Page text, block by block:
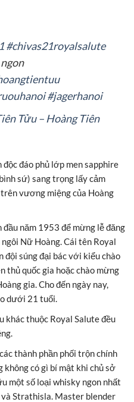
#chivas21royalsalute
#jagerhanoi
Tửu – Hoàng Tiên
đáo phủ lớp men sapphire
sứ) sang trọng lấy cảm
vương miệng của Hoàng
năm 1953 để mừng lễ đăng
Nữ Hoàng. Cái tên Royal
súng đại bác với kiểu chào
thủ quốc gia hoặc chào mừng
gia. Cho đến ngày nay,
dưới 21 tuổi.
khác thuộc Royal Salute đều
thành phần phối trộn chính
không có gì bí mật khi chủ sở
một số loại whisky ngon nhất
Strathisla. Master blender